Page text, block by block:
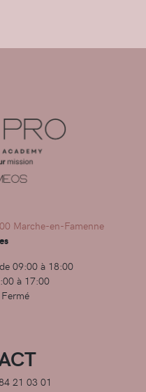
Marche-en-Famenne
09:00 à 18:00
à 17:00
21 03 01